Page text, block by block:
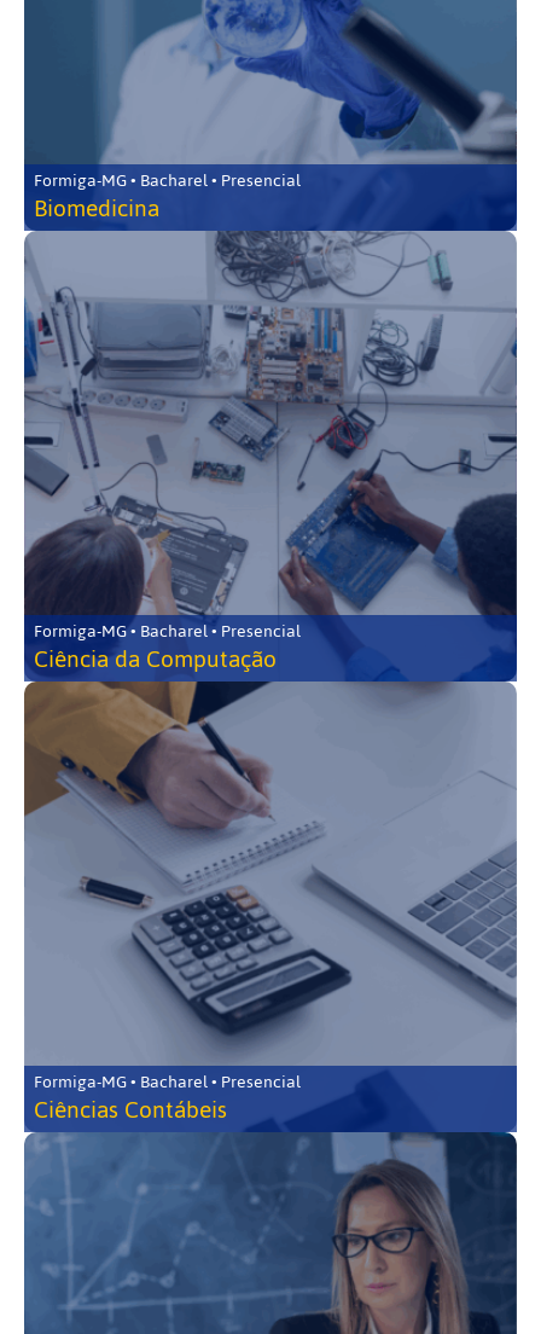
Formiga-MG • Bacharel • Presencial
Biomedicina
Formiga-MG • Bacharel • Presencial
Ciência da Computação
Formiga-MG • Bacharel • Presencial
Ciências Contábeis